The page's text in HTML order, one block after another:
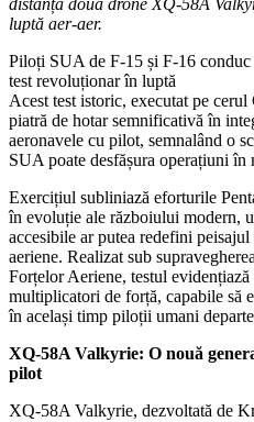
luptă aer-aer.
Piloți SUA de F-15 și F-16
test revoluționar în luptă
Acest test istoric, executat pe
piatră de hotar semnificativă în
aeronavele cu pilot, semnalând o
SUA poate desfășura operațiuni în
Exercițiul subliniază eforturile
în evoluție ale războiului modern,
accesibile ar putea redefini
aeriene. Realizat sub
Forțelor Aeriene, testul
multiplicatori de forță, capabile să
în același timp piloții umani
XQ-58A Valkyrie: O nouă
pilot
XQ-58A Valkyrie, dezvoltată de